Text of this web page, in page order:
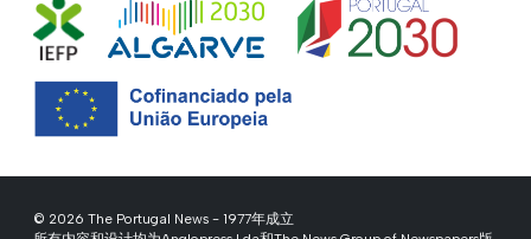
© 2026 The Portugal News - 1977年成立